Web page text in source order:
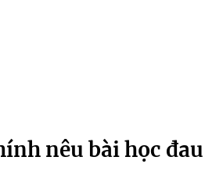
nêu bài học